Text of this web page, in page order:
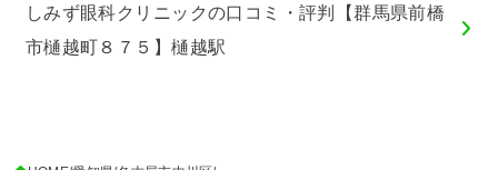
しみず眼科クリニックの口コミ・評判【群馬県前橋
市樋越町８７５】樋越駅